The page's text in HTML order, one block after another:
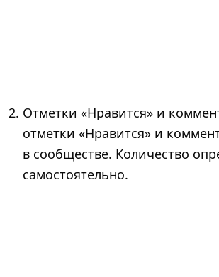
Отметки «Нравится» и
отметки «Нравится» и
в сообществе. Количество
самостоятельно.